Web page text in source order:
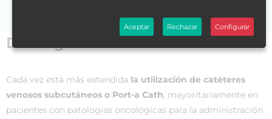
Datos generales
Cada vez está más extendida la utilización de catéteres
venosos subcutáneos o Port-a Cath, mayoritariamente en
pacientes con patologías oncológicas para la administración
Aceptar Rechazar Configurar